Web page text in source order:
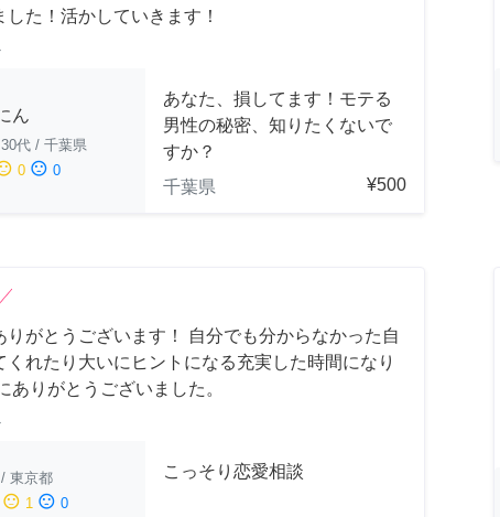
た！活かしていきます！
ん
30代 / 千葉県
0 sentiment_dissatisfied 0
あなた、損してます！モテる
男性の秘密、知りたくないで
すか？
千葉県
¥500
りがとうございます！ 自分でも分からなかった自
くれたり大いにヒントになる充実した時間になり
ありがとうございました。
/ 東京都
sentiment_neutral 1 sentiment_dissatisfied 0
こっそり恋愛相談